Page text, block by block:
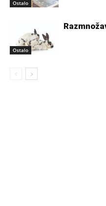
Ostalo
Ostalo